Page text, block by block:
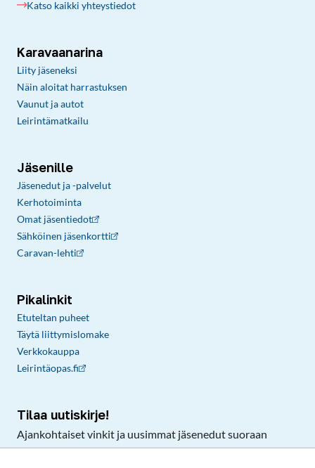
Katso kaikki yhteystiedot
Karavaanarina
Liity jäseneksi
Näin aloitat harrastuksen
Vaunut ja autot
Leirintämatkailu
Jäsenille
Jäsenedut ja -palvelut
Kerhotoiminta
Omat jäsentiedot
Sähköinen jäsenkortti
Caravan-lehti
Pikalinkit
Etuteltan puheet
Täytä liittymislomake
Verkkokauppa
Leirintäopas.fi
Tilaa uutiskirje!
Ajankohtaiset vinkit ja uusimmat jäsenedut suoraan